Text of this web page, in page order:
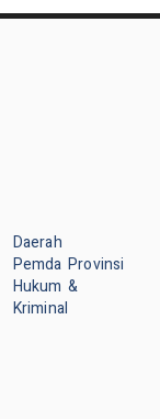
Daerah
Pemda Provinsi
Hukum &
Kriminal